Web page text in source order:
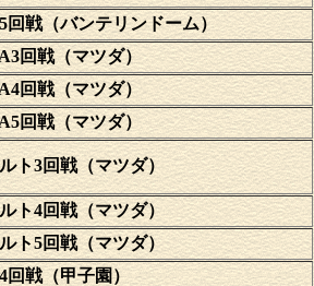
回戦（バンテリンドーム）
回戦（マツダ）
回戦（マツダ）
回戦（マツダ）
ト3回戦（マツダ）
ト4回戦（マツダ）
ト5回戦（マツダ）
回戦（甲子園）